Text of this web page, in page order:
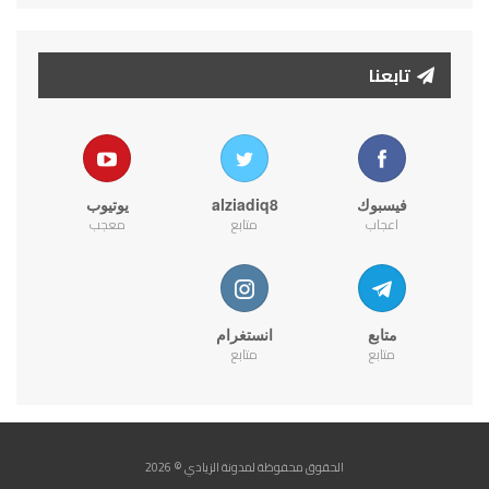
تابعنا
فيسبوك
اعجاب
alziadiq8
متابع
يوتيوب
معجب
متابع
متابع
انستغرام
متابع
الحقوق محفوظة لمدونة الزيادي © 2026